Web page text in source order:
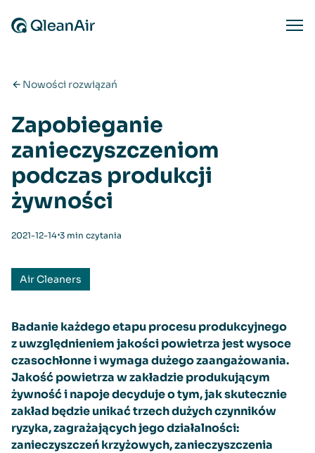
Nowości rozwiązań
Zapobieganie
zanieczyszczeniom
podczas produkcji
żywności
2021-12-14⋅3 min czytania
Air Cleaners
Badanie każdego etapu procesu produkcyjnego
z uwzględnieniem jakości powietrza jest wysoce
czasochłonne i wymaga dużego zaangażowania.
Jakość powietrza w zakładzie produkującym
żywność i napoje decyduje o tym, jak skutecznie
zakład będzie unikać trzech dużych czynników
ryzyka, zagrażających jego działalności:
zanieczyszczeń krzyżowych, zanieczyszczenia